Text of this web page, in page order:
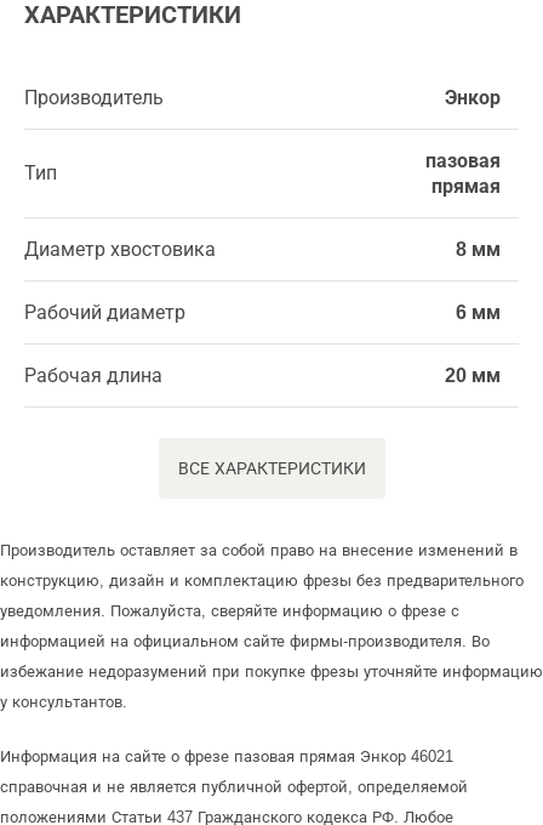
ХАРАКТЕРИСТИКИ
Производитель Энкор
Тип
пазовая
прямая
Диаметр хвостовика 8 мм
Рабочий диаметр 6 мм
Рабочая длина 20 мм
ВСЕ ХАРАКТЕРИСТИКИ
Производитель оставляет за собой право на внесение изменений в
конструкцию, дизайн и комплектацию фрезы без предварительного
уведомления. Пожалуйста, сверяйте информацию о фрезе с
информацией на официальном сайте фирмы-производителя. Во
избежание недоразумений при покупке фрезы уточняйте информацию
у консультантов.
Информация на сайте о фрезе пазовая прямая Энкор 46021
справочная и не является публичной офертой, определяемой
положениями Статьи 437 Гражданского кодекса РФ. Любое